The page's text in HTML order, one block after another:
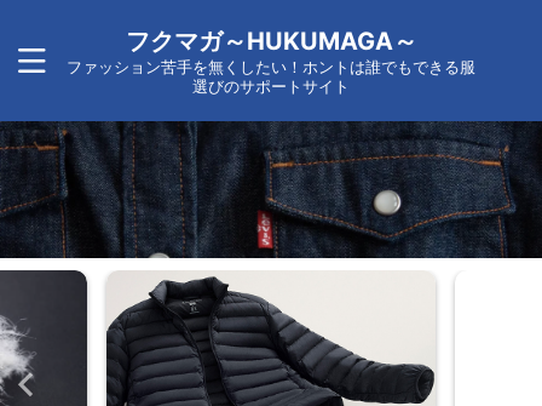
フクマガ～HUKUMAGA～
ファッション苦手を無くしたい！ホントは誰でもできる服
選びのサポートサイト